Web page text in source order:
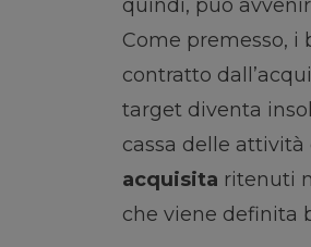
quindi, può
Come premesso,
contratto
target diventa
cassa delle
acquisita ritenuti
che viene definita